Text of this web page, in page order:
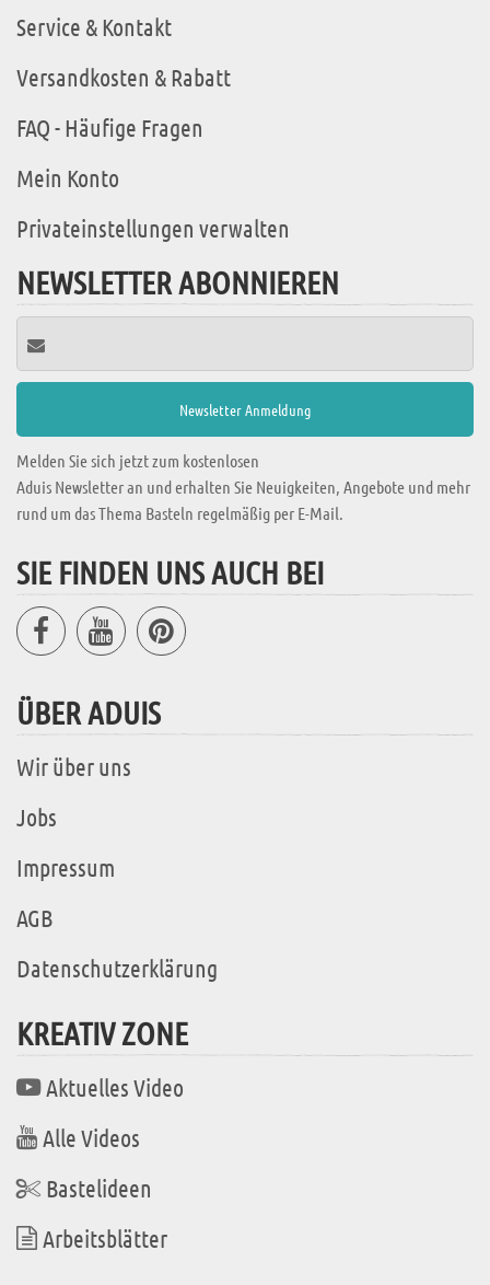
Service & Kontakt
Versandkosten & Rabatt
FAQ - Häufige Fragen
Mein Konto
Privateinstellungen verwalten
NEWSLETTER ABONNIEREN
Melden Sie sich jetzt zum kostenlosen
Aduis Newsletter an und erhalten Sie Neuigkeiten, Angebote und mehr
rund um das Thema Basteln regelmäßig per E-Mail.
SIE FINDEN UNS AUCH BEI
ÜBER ADUIS
Wir über uns
Jobs
Impressum
AGB
Datenschutzerklärung
KREATIV ZONE
Aktuelles Video
Alle Videos
Bastelideen
Arbeitsblätter